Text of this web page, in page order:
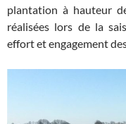
plantation à hauteur
réalisées lors de la
effort et engagement